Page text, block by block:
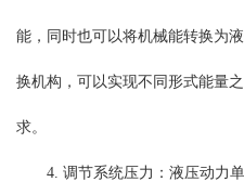
能，同时也可以将机械能转换为
换机构，可以实现不同形式能量
求。
4. 调节系统压力：液压动力